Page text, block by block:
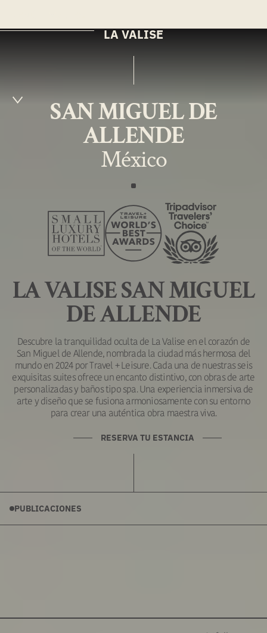
LA VALISE
SAN MIGUEL DE
ALLENDE
México
LA VALISE SAN MIGUEL
DE ALLENDE
Descubre la tranquilidad oculta de La Valise en el corazón de
San Miguel de Allende, nombrada la ciudad más hermosa del
mundo en 2024 por Travel + Leisure. Cada una de nuestras seis
exquisitas suites ofrece un encanto distintivo, con obras de arte
personalizadas y baños tipo spa. Una experiencia inmersiva de
arte y diseño que se fusiona armoniosamente con su entorno
para crear una auténtica obra maestra viva.
RESERVA TU ESTANCIA
PUBLICACIONES